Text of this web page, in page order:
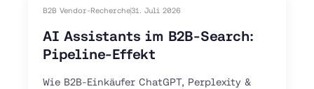
B2B Vendor-Recherche31. Juli 2026
AI Assistants im B2B-Search:
Pipeline-Effekt
Wie B2B-Einkäufer ChatGPT, Perplexity &